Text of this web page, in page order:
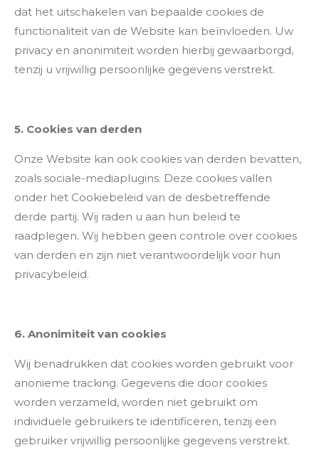
dat het uitschakelen van bepaalde cookies de
functionaliteit van de Website kan beïnvloeden. Uw
privacy en anonimiteit worden hierbij gewaarborgd,
tenzij u vrijwillig persoonlijke gegevens verstrekt.
5. Cookies van derden
Onze Website kan ook cookies van derden bevatten,
zoals sociale-mediaplugins. Deze cookies vallen
onder het Cookiebeleid van de desbetreffende
derde partij. Wij raden u aan hun beleid te
raadplegen. Wij hebben geen controle over cookies
van derden en zijn niet verantwoordelijk voor hun
privacybeleid.
6. Anonimiteit van cookies
Wij benadrukken dat cookies worden gebruikt voor
anonieme tracking. Gegevens die door cookies
worden verzameld, worden niet gebruikt om
individuele gebruikers te identificeren, tenzij een
gebruiker vrijwillig persoonlijke gegevens verstrekt.